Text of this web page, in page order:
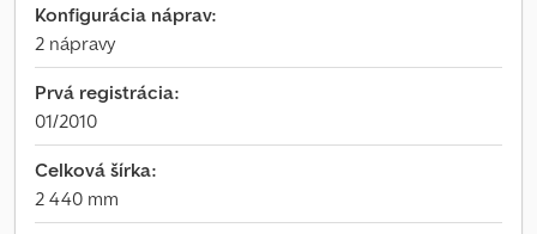
Konfigurácia náprav:
2 nápravy
Prvá registrácia:
01/2010
Celková šírka:
2 440 mm